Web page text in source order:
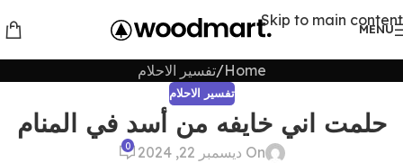
Skip to main content
MENU
Home تفسير الاحلام
تفسير الاحلام
حلمت اني خايفه من أسد في المنام
On ديسمبر 22, 2024 0